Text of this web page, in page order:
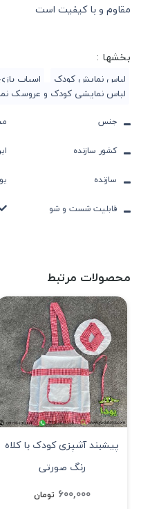
مقاوم و با کیفیت است
بخشها :
لباس نمایش کودک
اسباب بازی
لباس نمایشی کودک و عروسک
جنس
کشور سازنده
سازنده
قابلیت شست و شو
محصولات مرتبط
پیشبند آشپزی کودک با کلاه
رنگ صورتی
600,000 تومان